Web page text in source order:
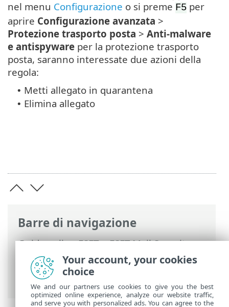
Barre di navigazione
Guida online ESET>ESET Mail Security>
Configurazione avanzata >Protezione
trasporto posta> Regole>
guidata regole > Azione regola
nel menu Configurazione o si preme F5 per
aprire Configurazione avanzata >
Protezione trasporto posta > Anti-malware
e antispyware per la protezione trasporto
posta, saranno interessate due azioni della
regola:
• Metti allegato in quarantena
• Elimina allegato
Your account, your cookies
choice
We and our partners use cookies to give you the best
optimized online experience, analyze our website traffic,
and serve you with personalized ads. You can agree to the